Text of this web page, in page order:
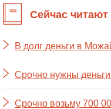
Сейчас читают
В долг деньги в
Срочно нужны
Срочно возьму 700